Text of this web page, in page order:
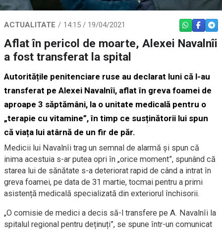
ACTUALITATE 14:15 / 19/04/2021 WHATSAPP
Aflat în pericol de moarte, Alexei Navalnîi
a fost transferat la spital
Autoritățile penitenciare ruse au declarat luni că l-au
transferat pe Alexei Navalnîi, aflat în greva foamei de
aproape 3 săptămâni, la o unitate medicală pentru o
„terapie cu vitamine”, în timp ce susținătorii lui spun
că viața lui atârnă de un fir de păr.
Medicii lui Navalnîi trag un semnal de alarmă și spun că
inima acestuia s-ar putea opri în „orice moment”, spunând că
starea lui de sănătate s-a deteriorat rapid de când a intrat în
greva foamei, pe data de 31 martie, tocmai pentru a primi
asistență medicală specializată din exteriorul închisorii.
„O comisie de medici a decis să-l transfere pe A. Navalnîi la
spitalul regional pentru deținuți”, se spune într-un comunicat